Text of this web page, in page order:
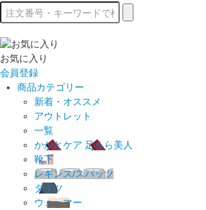
お気に入り
会員登録
商品カテゴリー
新着・オススメ
アウトレット
一覧
かかとケア 足うら美人
靴下
レギンス/スパッツ
タイツ
ウォーマー